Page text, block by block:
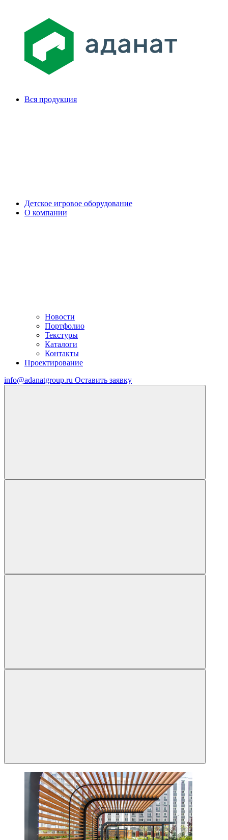
Вся продукция
Детское игровое оборудование
О компании
Новости
Портфолио
Текстуры
Каталоги
Контакты
Проектирование
info@adanatgroup.ru Оставить заявку